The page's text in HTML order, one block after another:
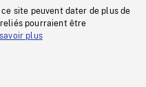
site peuvent dater de plus de
reliés pourraient être
savoir plus